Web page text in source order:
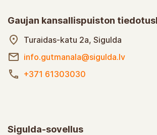
Gaujan kansallispuiston
Turaidas-katu 2a, Sigulda
info.gutmanala@sigulda.lv
+371 61303030
Sigulda-sovellus